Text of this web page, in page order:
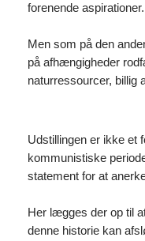
forenende aspirationer.
Men som på den
på afhængigheder
naturressourcer, billig
Udstillingen er ikke et
kommunistiske
statement for at
Her lægges der op til
denne historie kan